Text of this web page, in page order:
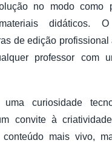
no modo como
didáticos.
de edição profissional
professor com
curiosidade
convite à
mais vivo,